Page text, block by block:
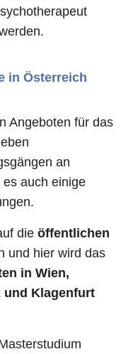
in Österreich
Angeboten für das
an
auch einige
die öffentlichen
und hier wird das
in Wien,
und Klagenfurt